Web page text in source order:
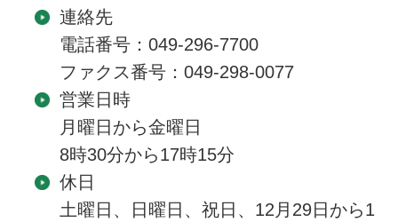
連絡先
電話番号：049-296-7700
ファクス番号：049-298-0077
営業日時
月曜日から金曜日
8時30分から17時15分
休日
土曜日、日曜日、祝日、12月29日から1